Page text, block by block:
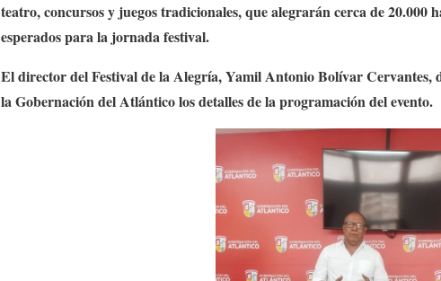
teatro, concursos y juegos tradicionales, que alegrarán cerca de 20.000
esperados para la jornada festival.
El director del Festival de la Alegría, Yamil Antonio Bolívar Cervantes,
la Gobernación del Atlántico los detalles de la programación del evento.